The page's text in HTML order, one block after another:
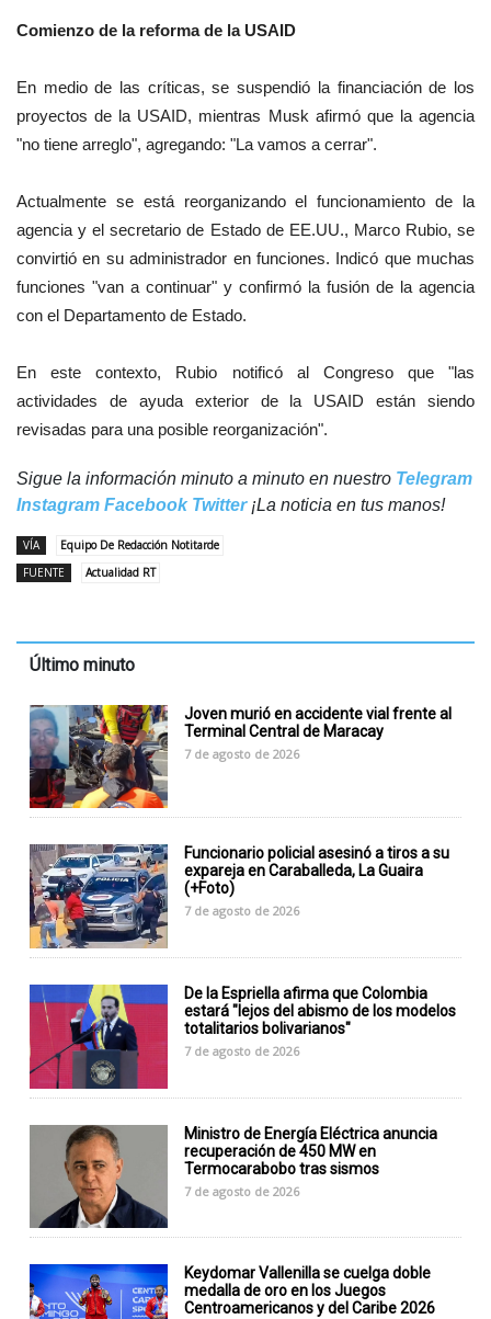
Comienzo de la reforma de la USAID
En medio de las críticas, se suspendió la financiación de los
proyectos de la USAID, mientras Musk afirmó que la agencia
"no tiene arreglo", agregando: "La vamos a cerrar".
Actualmente se está reorganizando el funcionamiento de la
agencia y el secretario de Estado de EE.UU., Marco Rubio, se
convirtió en su administrador en funciones. Indicó que muchas
funciones "van a continuar" y confirmó la fusión de la agencia
con el Departamento de Estado.
En este contexto, Rubio notificó al Congreso que "las
actividades de ayuda exterior de la USAID están siendo
revisadas para una posible reorganización".
Sigue la información minuto a minuto en nuestro Telegram
Instagram Facebook Twitter¡La noticia en tus manos!
VÍA
Equipo De Redacción Notitarde
FUENTE
Actualidad RT
Último minuto
Joven murió en accidente vial frente al
Terminal Central de Maracay
7 de agosto de 2026
Funcionario policial asesinó a tiros a su
expareja en Caraballeda, La Guaira
(+Foto)
7 de agosto de 2026
De la Espriella afirma que Colombia
estará "lejos del abismo de los modelos
totalitarios bolivarianos"
7 de agosto de 2026
Ministro de Energía Eléctrica anuncia
recuperación de 450 MW en
Termocarabobo tras sismos
7 de agosto de 2026
Keydomar Vallenilla se cuelga doble
medalla de oro en los Juegos
Centroamericanos y del Caribe 2026